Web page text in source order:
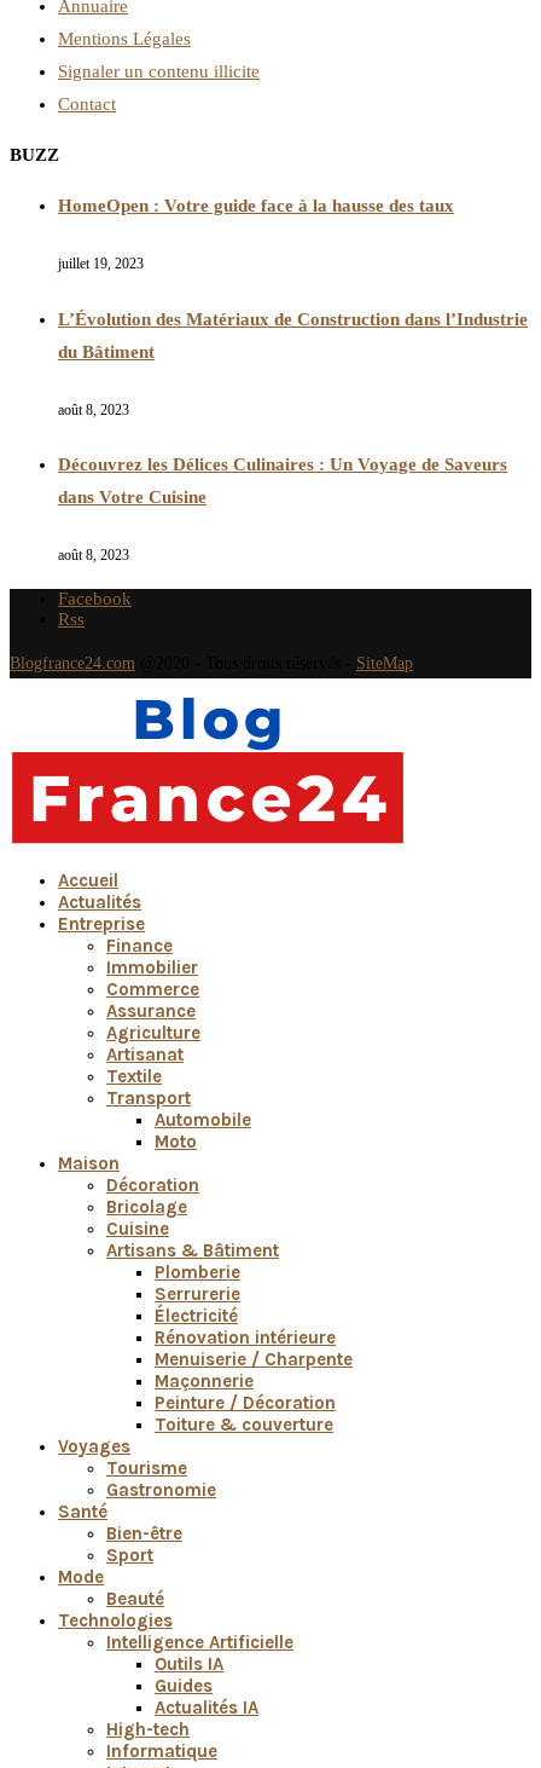
Annuaire
Mentions Légales
Signaler un contenu illicite
Contact
BUZZ
HomeOpen : Votre guide face à la hausse des taux
juillet 19, 2023
L’Évolution des Matériaux de Construction dans l’Industrie
du Bâtiment
août 8, 2023
Découvrez les Délices Culinaires : Un Voyage de Saveurs
dans Votre Cuisine
août 8, 2023
Facebook
Rss
Blogfrance24.com SiteMap
Accueil
Actualités
Entreprise
Finance
Immobilier
Commerce
Assurance
Agriculture
Artisanat
Textile
Transport
Automobile
Moto
Maison
Décoration
Bricolage
Cuisine
Artisans & Bâtiment
Plomberie
Serrurerie
Électricité
Rénovation intérieure
Menuiserie / Charpente
Maçonnerie
Peinture / Décoration
Toiture & couverture
Voyages
Tourisme
Gastronomie
Santé
Bien-être
Sport
Mode
Beauté
Technologies
Intelligence Artificielle
Outils IA
Guides
Actualités IA
High-tech
Informatique